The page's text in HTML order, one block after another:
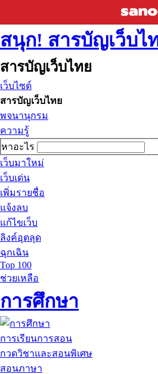
สนุก! สารบัญเว็บไ
สารบัญเว็บไทย
เว็บไซต์
สารบัญเว็บไทย
พจนานุกรม
ความรู้
หาอะไร
เว็บมาใหม่
เว็บเด่น
เพิ่มรายชื่อ
แจ้งลบ
แก้ไขเว็บ
ลิงค์อุตลุด
ฉุกเฉิน
Top 100
ช่วยเหลือ
การศึกษา
การเรียนการสอน
กวดวิชาและสอนพิเศษ
สอนภาษา